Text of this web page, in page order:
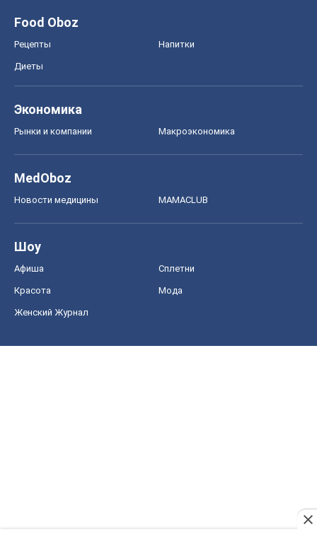
Food Oboz
Рецепты Напитки
Диеты
Экономика
Рынки и компании Mакроэкономика
MedOboz
Новости медицины MAMACLUB
Шоу
Афиша Сплетни
Красота Мода
Женский Журнал